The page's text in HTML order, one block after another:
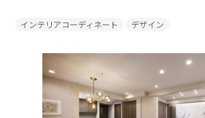
インテリアコーディネート デザイン